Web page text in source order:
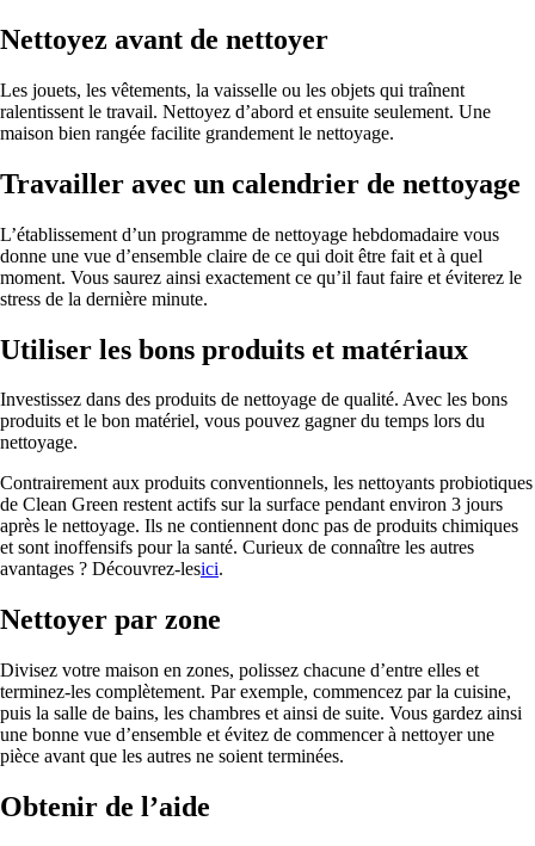
Nettoyez avant de nettoyer
Les jouets, les vêtements, la vaisselle ou les objets qui traînent
ralentissent le travail. Nettoyez d’abord et ensuite seulement. Une
maison bien rangée facilite grandement le nettoyage.
Travailler avec un calendrier de nettoyage
L’établissement d’un programme de nettoyage hebdomadaire vous
donne une vue d’ensemble claire de ce qui doit être fait et à quel
moment. Vous saurez ainsi exactement ce qu’il faut faire et éviterez le
stress de la dernière minute.
Utiliser les bons produits et matériaux
Investissez dans des produits de nettoyage de qualité. Avec les bons
produits et le bon matériel, vous pouvez gagner du temps lors du
nettoyage.
Contrairement aux produits conventionnels, les nettoyants probiotiques
de Clean Green restent actifs sur la surface pendant environ 3 jours
après le nettoyage. Ils ne contiennent donc pas de produits chimiques
et sont inoffensifs pour la santé. Curieux de connaître les autres
avantages ? Découvrez-lesici.
Nettoyer par zone
Divisez votre maison en zones, polissez chacune d’entre elles et
terminez-les complètement. Par exemple, commencez par la cuisine,
puis la salle de bains, les chambres et ainsi de suite. Vous gardez ainsi
une bonne vue d’ensemble et évitez de commencer à nettoyer une
pièce avant que les autres ne soient terminées.
Obtenir de l’aide